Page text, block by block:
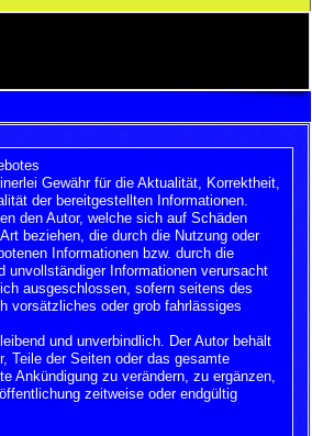
Gewähr für die Aktualität, Korrektheit,
der bereitgestellten Informationen.
den Autor, welche sich auf Schäden
beziehen, die durch die Nutzung oder
Informationen bzw. durch die
unvollständiger Informationen verursacht
ausgeschlossen, sofern seitens des
vorsätzliches oder grob fahrlässiges
und unverbindlich. Der Autor behält
Teile der Seiten oder das gesamte
Ankündigung zu verändern, zu ergänzen,
zeitweise oder endgültig